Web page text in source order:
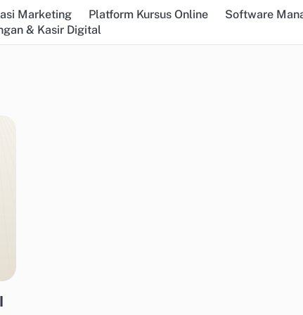
Marketing Platform Kursus Online Software
& Kasir Digital